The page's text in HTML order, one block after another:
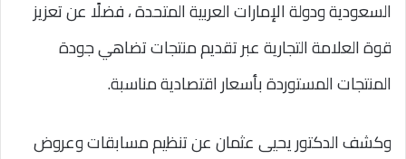
السعودية ودولة الإمارات العربية المتحدة ، فضلًا عن تعزيز
قوة العلامة التجارية عبر تقديم منتجات تضاهي جودة
المنتجات المستوردة بأسعار اقتصادية مناسبة.
وكشف الدكتور يحيى عثمان عن تنظيم مسابقات وعروض